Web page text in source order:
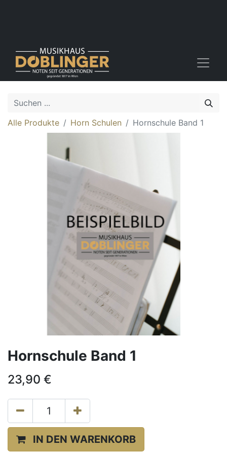
Alle Produkte Horn Schulen Hornschule Band 1
Hornschule Band 1
23,90 €
IN DEN WARENKORB